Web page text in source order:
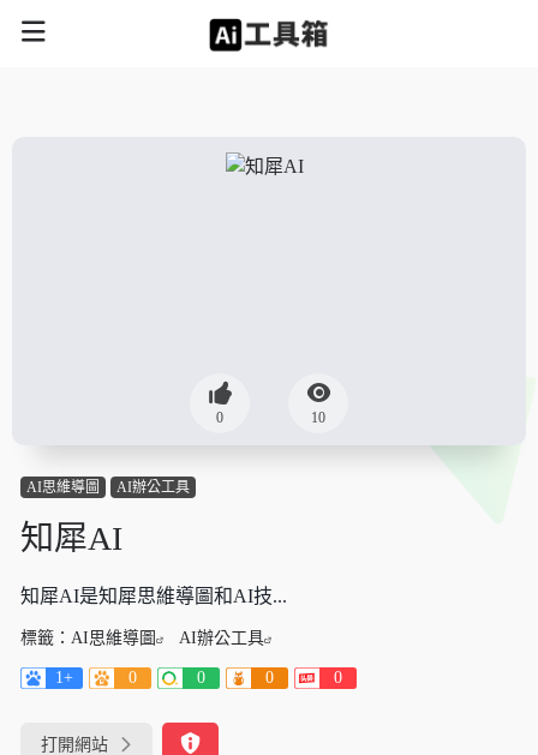
0 10
AI思維導圖 AI辦公工具
知犀AI
知犀AI是知犀思維導圖和AI技...
標籤： AI思維導圖 AI辦公工具
1+ 0 0 0 0
打開網站